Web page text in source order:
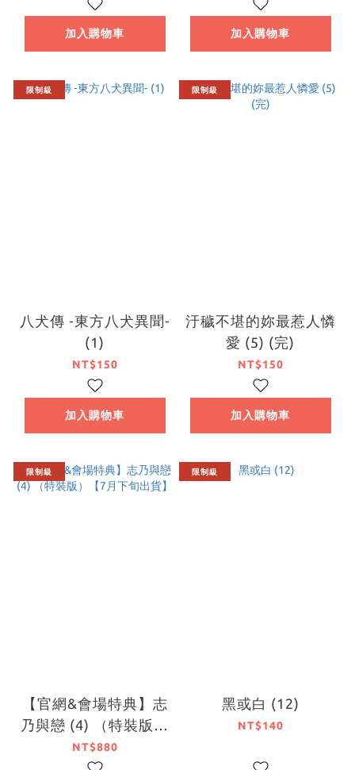
加入購物車 加入購物車
限制級
八犬傳 ‐東方八犬異聞‐
(1)
NT$150
加入購物車
限制級
汙穢不堪的妳最惹人憐
愛 (5) (完)
NT$150
加入購物車
限制級
【官網&會場特典】志
乃與戀 (4) （特裝版）
【7月下旬出貨】
NT$880
限制級
黑或白 (12)
NT$140